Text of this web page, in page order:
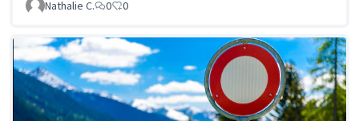
Nathalie C. 0 0